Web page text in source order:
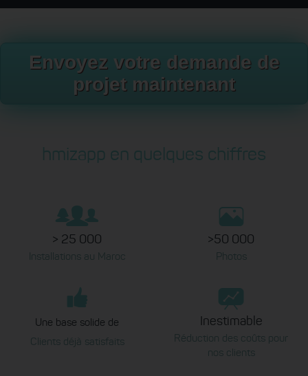
Envoyez votre demande de
projet maintenant
hmizapp en quelques chiffres
> 25 000
Installations au Maroc
>50 000
Photos
Une base solide de
Clients déjà satisfaits
Inestimable
Réduction des coûts pour
nos clients